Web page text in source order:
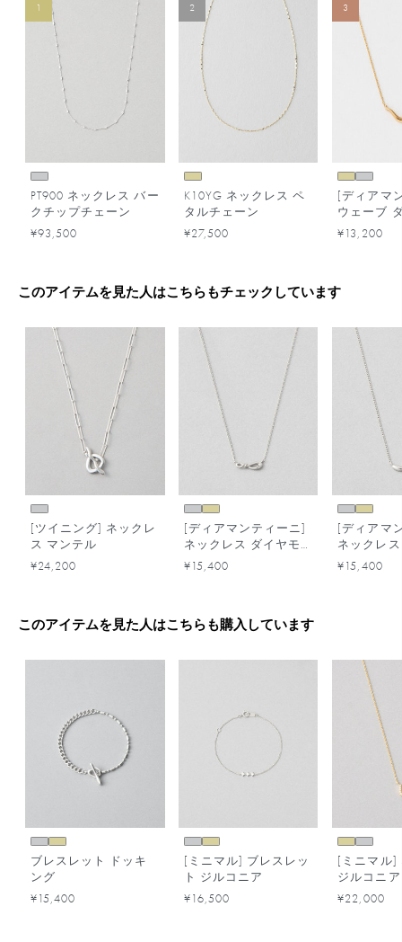
1
PT900 ネックレス バー
クチップチェーン
¥93,500
2
K10YG ネックレス ペ
タルチェーン
¥27,500
3
[ディアマ
ウェーブ
ド ネック
¥13,200
このアイテムを見た人はこちらもチェックしています
[ツイニング] ネックレ
ス マンテル
¥24,200
[ディアマンティーニ]
ネックレス ダイヤモ
ンド
¥15,400
[ディアマ
ネックレ
ンド
¥15,400
このアイテムを見た人はこちらも購入しています
ブレスレット ドッキ
ング
¥15,400
[ミニマル] ブレスレッ
ト ジルコニア
¥16,500
[ミニマル]
ジルコニア
¥22,000